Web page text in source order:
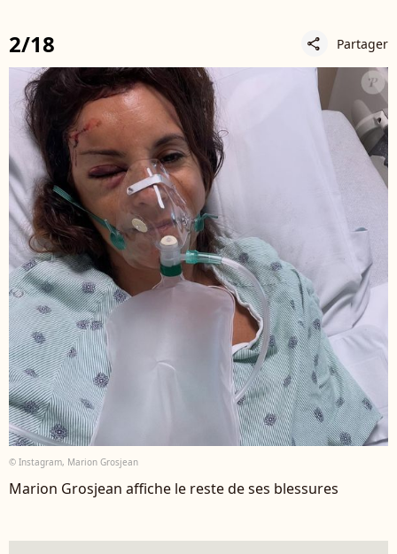
2/18 share Partager
© Instagram, Marion Grosjean
Marion Grosjean affiche le reste de ses blessures